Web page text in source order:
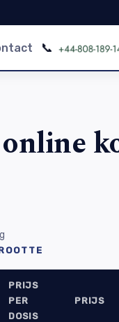
📞
PRIJS
PER
DOSIS
PRIJS